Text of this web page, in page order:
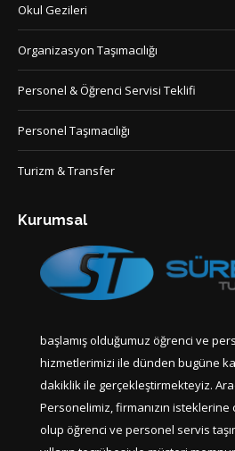
Okul Gezileri
Organizasyon Taşımacılığı
Personel & Öğrenci Servisi Teklifi
Personel Taşımacılığı
Turizm & Transfer
Kurumsal
2008
başlamış olduğumuz öğrenci ve
hizmetlerimizi ile dünden bugüne
dakiklik ile gerçekleştirmekteyiz.
Personelimiz, firmanızın
olup öğrenci ve personel servis